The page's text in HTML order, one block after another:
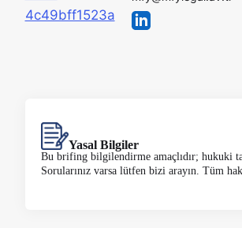
Yasal Bilgiler
Bu brifing bilgilendirme amaçlıdır; hukuki
Sorularınız varsa lütfen bizi arayın. Tüm